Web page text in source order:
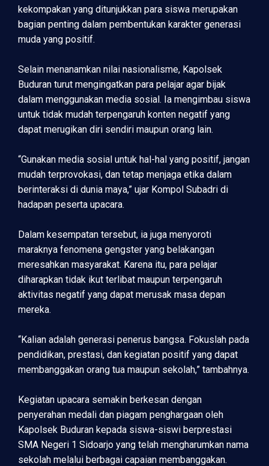
kekompakan yang ditunjukkan para siswa merupakan
bagian penting dalam pembentukan karakter generasi
muda yang positif.
Selain menanamkan nilai nasionalisme, Kapolsek
Buduran turut mengingatkan para pelajar agar bijak
dalam menggunakan media sosial. Ia mengimbau siswa
untuk tidak mudah terpengaruh konten negatif yang
dapat merugikan diri sendiri maupun orang lain.
“Gunakan media sosial untuk hal-hal yang positif, jangan
mudah terprovokasi, dan tetap menjaga etika dalam
berinteraksi di dunia maya,” ujar Kompol Subadri di
hadapan peserta upacara.
Dalam kesempatan tersebut, ia juga menyoroti
maraknya fenomena gengster yang belakangan
meresahkan masyarakat. Karena itu, para pelajar
diharapkan tidak ikut terlibat maupun terpengaruh
aktivitas negatif yang dapat merusak masa depan
mereka.
“Kalian adalah generasi penerus bangsa. Fokuslah pada
pendidikan, prestasi, dan kegiatan positif yang dapat
membanggakan orang tua maupun sekolah,” tambahnya.
Kegiatan upacara semakin berkesan dengan
penyerahan medali dan piagam penghargaan oleh
Kapolsek Buduran kepada siswa-siswi berprestasi
SMA Negeri 1 Sidoarjo yang telah mengharumkan nama
sekolah melalui berbagai capaian membanggakan.